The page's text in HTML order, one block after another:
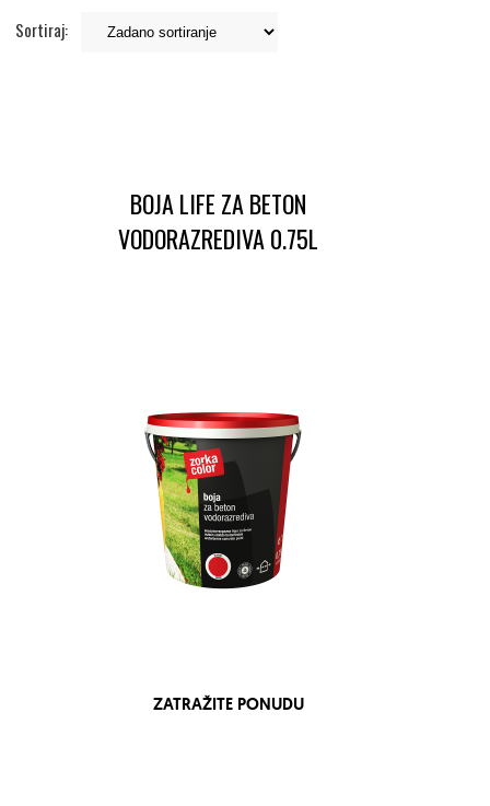
Sortiraj:
BOJA LIFE ZA BETON
VODORAZREDIVA 0.75L
ZATRAŽITE PONUDU